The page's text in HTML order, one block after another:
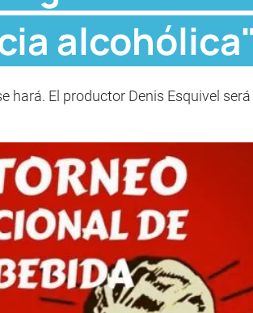
hará. El productor Denis Esquivel